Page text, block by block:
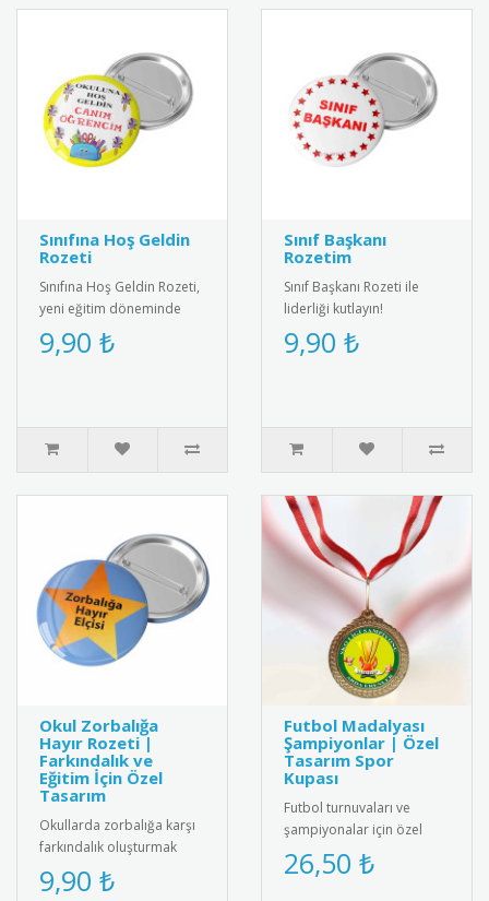
Sınıfına Hoş Geldin
Rozeti
Sınıfına Hoş Geldin Rozeti,
yeni eğitim döneminde
öğrencileri motive eden
özel bir karşılama rozetid..
9,90 ₺
Sınıf Başkanı
Rozetim
Sınıf Başkanı Rozeti ile
liderliği kutlayın!
Öğrenciler için özel
tasarım, şık ve anlamlı bir
9,90 ₺
Okul Zorbalığa
Hayır Rozeti |
Farkındalık ve
Eğitim İçin Özel
Tasarım
Okullarda zorbalığa karşı
farkındalık oluşturmak
amacıyla tasarlanmış
“Zorbalığa Hayır” temalı
9,90 ₺
Futbol Madalyası
Şampiyonlar | Özel
Tasarım Spor
Kupası
Futbol turnuvaları ve
şampiyonalar için özel
tasarım futbol madalyası.
Kaliteli metal malzemeden
26,50 ₺